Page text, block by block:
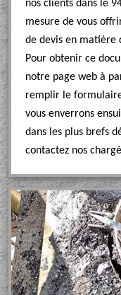
nos clients dans le
mesure de vous
de devis en matière
Pour obtenir ce
notre page web à
remplir le
vous enverrons
dans les plus brefs
contactez nos